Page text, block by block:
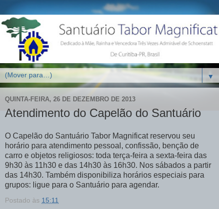
▼
QUINTA-FEIRA, 26 DE DEZEMBRO DE 2013
Atendimento do Capelão do Santuário
O Capelão do Santuário Tabor Magnificat reservou seu
horário para atendimento pessoal, confissão, benção de
carro e objetos religiosos: toda terça-feira a sexta-feira das
9h30 às 11h30 e das 14h30 às 16h30. Nos sábados a partir
das 14h30. Também disponibiliza horários especiais para
grupos: ligue para o Santuário para agendar.
Postado às 15:11